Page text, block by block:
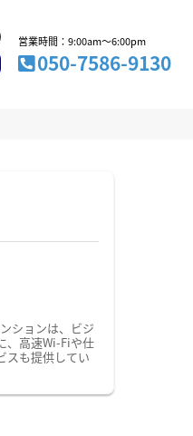
営業時間：9:00am～6:00pm
050-7586-9130
ションは、ビジ
、高速Wi-Fiや仕
スも提供してい